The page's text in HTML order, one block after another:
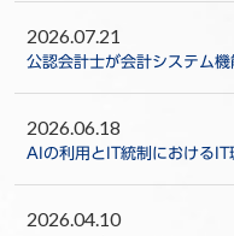
2026.07.21
公認会計士が会計システム
2026.06.18
AIの利用とIT統制におけるIT
2026.04.10